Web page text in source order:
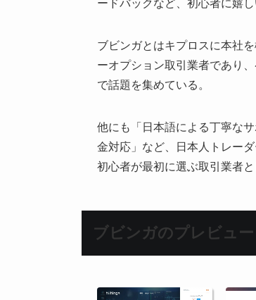
ードバックなど、初心者に嬉
ブビンガとはキプロスに本社
ーオプション取引業者であり
で話題を集めている。
他にも「日本語による丁寧な
金対応」など、日本人トレー
初心者が最初に選ぶ取引業者と
ブビンガのプレビュー